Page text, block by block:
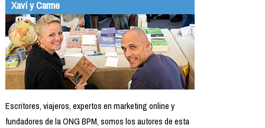
Xavi y Carme
Escritores, viajeros, expertos en marketing online y
fundadores de la ONG BPM, somos los autores de esta